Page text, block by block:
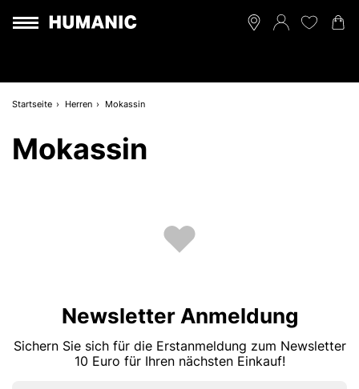
Startseite Herren Mokassin
Mokassin
Newsletter Anmeldung
Sichern Sie sich für die Erstanmeldung zum Newsletter
10 Euro für Ihren nächsten Einkauf!